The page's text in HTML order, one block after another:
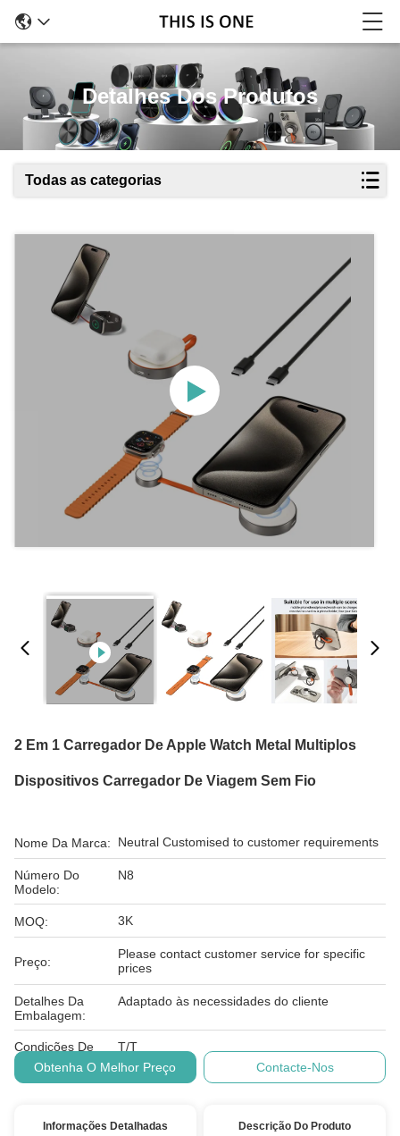
Detalhes Dos Produtos
Todas as categorias
2 Em 1 Carregador De Apple Watch Metal Multiplos
Dispositivos Carregador De Viagem Sem Fio
Nome Da Marca: Neutral Customised to customer requirements
Número Do
Modelo:
N8
MOQ: 3K
Preço:
Please contact customer service for specific
prices
Detalhes Da
Embalagem:
Adaptado às necessidades do cliente
Condições De
Pagamento:
T/T
Obtenha O Melhor Preço
Contacte-Nos
Informações Detalhadas Descrição Do Produto